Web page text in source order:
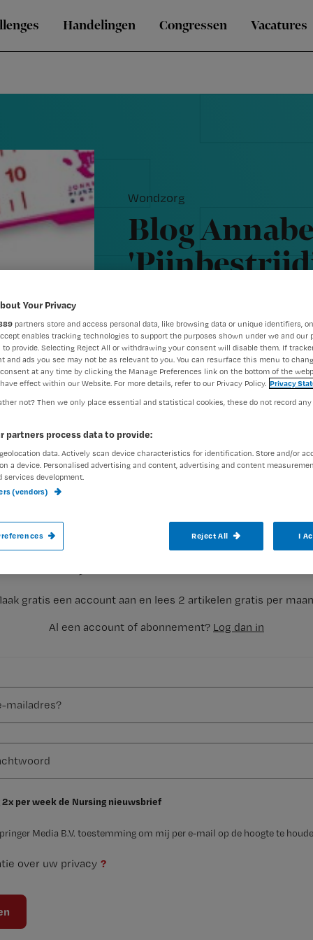
Handelingen Congressen Vacatures
Wondzorg
Blog
Auteur:exed-admin9 juli 2014
gratis een account aan en lees 2 artikelen gratis per
Al een account of abonnement? Log dan in
2x per week de Nursing nieuwsbrief
Media B.V. toestemming om mij per e-mail op de hoogte te
over uw privacy ?
Annabeth hoort tijdens een nascholing
belangrijk is. Ze doet een rigoureus
Met de invoering van de 10 VMS thema’s
Your Privacy
partners store and access personal data, like browsing data or unique identifiers,
enables tracking technologies to support the purposes shown under we and our
to provide. Selecting Reject All or withdrawing your consent will disable them. If
and ads you see may not be as relevant to you. You can resurface this menu to
at any time by clicking the Manage Preferences link on the bottom of the
effect within our Website. For more details, refer to our Privacy Policy. Privacy
not? Then we only place essential and statistical cookies, these do not record
partners process data to provide:
data. Actively scan device characteristics for identification. Store and/or
a device. Personalised advertising and content, advertising and content
services development.
(vendors)
Reject All I